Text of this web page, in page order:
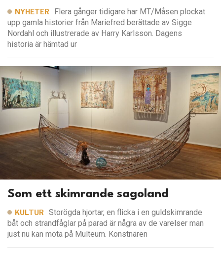
NYHETER
Flera gånger tidigare har MT/Måsen plockat
upp gamla historier från Mariefred berättade av Sigge
Nordahl och illustrerade av Harry Karlsson. Dagens
historia är hämtad ur
Som ett skimrande sagoland
KULTUR Storögda hjortar, en flicka i en guldskimrande
båt och strandfåglar på parad är några av de varelser man
just nu kan möta på Multeum. Konstnären